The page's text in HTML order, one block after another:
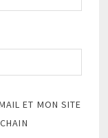
ET MON SITE